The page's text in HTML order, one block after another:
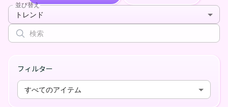
並び替え
トレンド
フィルター
すべてのアイテム